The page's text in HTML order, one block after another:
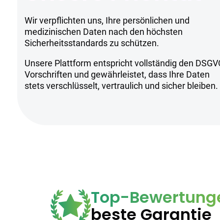
Geeignet für moderate und
Anwendung unter ärztlicher
Wir verpflichten uns, Ihre persönlichen und
medizinischen Daten nach den höchsten
Sicherheitsstandards zu schützen.
Unsere Plattform entspricht vollständig den
Vorschriften und gewährleistet, dass Ihre Daten
stets verschlüsselt, vertraulich und sicher bleiben.
Top-
beste Garantie